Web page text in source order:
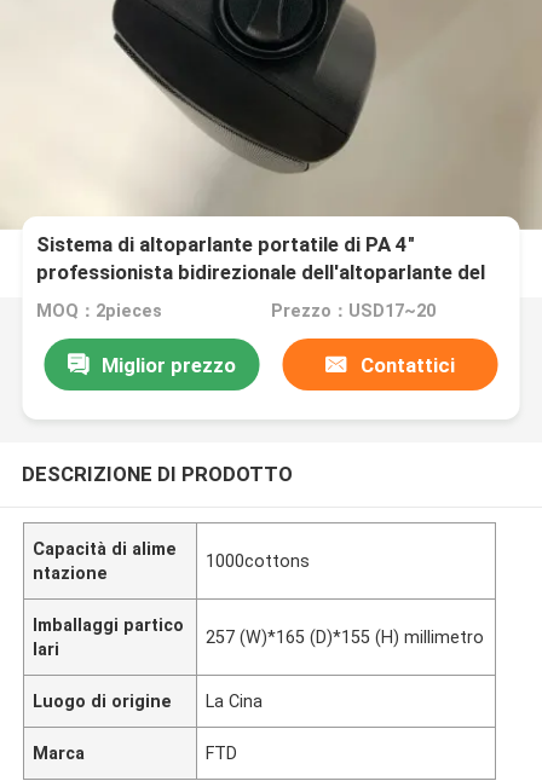
Sistema di altoparlante portatile di PA 4"
professionista bidirezionale dell'altoparlante del
sistema di PA dell'altoparlante del supporto della
MOQ：2pieces Prezzo：USD17~20
Miglior prezzo Contattici
DESCRIZIONE DI PRODOTTO
Capacità di alime
ntazione
1000cottons
Imballaggi partico
lari
257 (W)*165 (D)*155 (H) millimetro
Luogo di origine La Cina
Marca FTD